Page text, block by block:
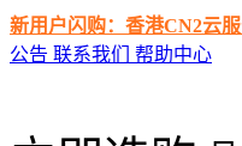
新用户闪购：香港CN2云
公告 联系我们 帮助中心